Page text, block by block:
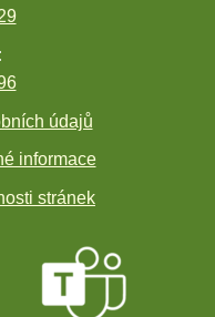
údajů
informace
stránek